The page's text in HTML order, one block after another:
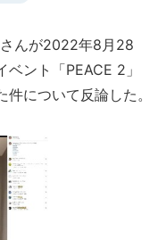
んが2022年8月28
ント「PEACE 2」
について反論した。